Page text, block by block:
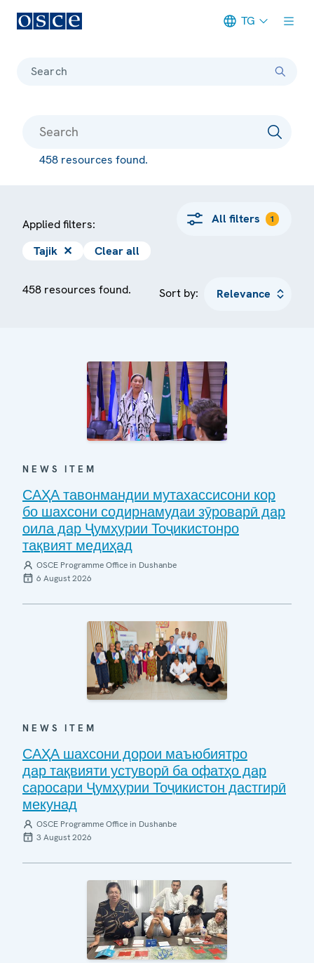
TG
Search
458 resources found.
Applied filters: All filters 1
Tajik ✕ Clear all
458 resources found. Sort by:
NEWS ITEM
САҲА тавонмандии мутахассисони кор
бо шахсони содирнамудаи зӯроварӣ дар
оила дар Ҷумҳурии Тоҷикистонро
тақвият медиҳад
OSCE Programme Office in Dushanbe
6 August 2026
NEWS ITEM
САҲА шахсони дорои маъюбиятро
дар тақвияти устуворӣ ба офатҳо дар
саросари Ҷумҳурии Тоҷикистон дастгирӣ
мекунад
OSCE Programme Office in Dushanbe
3 August 2026